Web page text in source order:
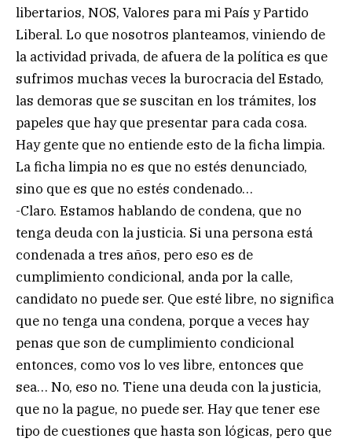
libertarios, NOS, Valores para mi País y Partido
Liberal. Lo que nosotros planteamos, viniendo de
la actividad privada, de afuera de la política es que
sufrimos muchas veces la burocracia del Estado,
las demoras que se suscitan en los trámites, los
papeles que hay que presentar para cada cosa.
Hay gente que no entiende esto de la ficha limpia.
La ficha limpia no es que no estés denunciado,
sino que es que no estés condenado…
-Claro. Estamos hablando de condena, que no
tenga deuda con la justicia. Si una persona está
condenada a tres años, pero eso es de
cumplimiento condicional, anda por la calle,
candidato no puede ser. Que esté libre, no significa
que no tenga una condena, porque a veces hay
penas que son de cumplimiento condicional
entonces, como vos lo ves libre, entonces que
sea… No, eso no. Tiene una deuda con la justicia,
que no la pague, no puede ser. Hay que tener ese
tipo de cuestiones que hasta son lógicas, pero que